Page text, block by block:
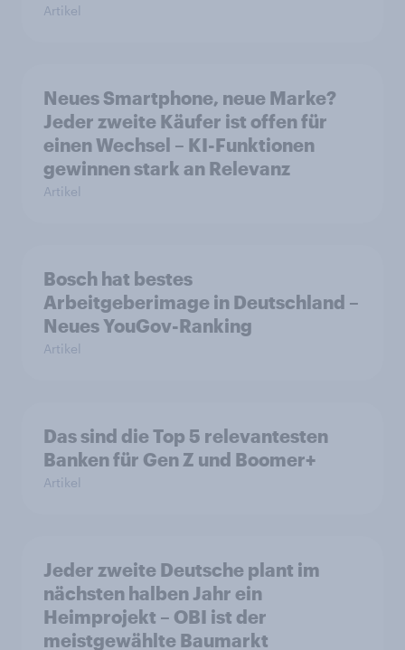
Artikel
Neues Smartphone, neue Marke?
Jeder zweite Käufer ist offen für
einen Wechsel – KI-Funktionen
gewinnen stark an Relevanz
Artikel
Bosch hat bestes
Arbeitgeberimage in Deutschland –
Neues YouGov-Ranking
Artikel
Das sind die Top 5 relevantesten
Banken für Gen Z und Boomer+
Artikel
Jeder zweite Deutsche plant im
nächsten halben Jahr ein
Heimprojekt – OBI ist der
meistgewählte Baumarkt